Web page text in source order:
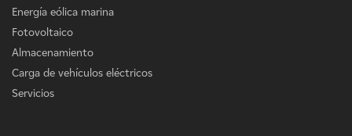
Energía eólica marina
Fotovoltaico
Almacenamiento
Carga de vehículos eléctricos
Servicios